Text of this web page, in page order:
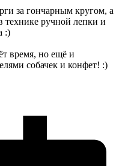
за гончарным кругом, а
технике ручной лепки и
:)
время, но ещё и
собачек и конфет! :)